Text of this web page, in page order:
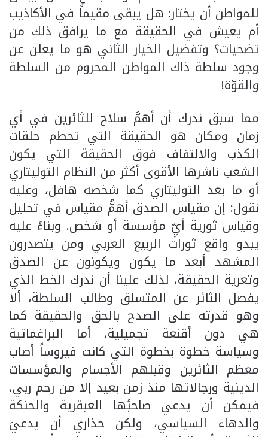
للمواطن أن يختار: هل يبقى مقيماً في الأكاذيب
أم يعيش في الحقيقة مع ما يرافق ذلك من
تضحيات؟ وتفضيل الخيار الثاني هو ما يعلن عن
وجود سلطة ذاك المواطن المحروم من السلطة
والقوّة!
مما سبق ندرك أن أهمَّ سلاح للثائرين في أي
زمان ومكان هو الحقيقة التي تحطم حلقات
الكذب والالتفاف فوق الحقيقة التي يكون
الشعب ناشرها الأقوى أكثر من النظام التوليتاري
أو ما بعد التوليتاري كما شخصه هافل، وعليه
نقول: إن مقياس الصدق أهمُّ مقياس في تحليل
وقياس ثورية أيِّ مؤسسة أو شخص. وبناءً عليه
يبدو واقع ثورات الربيع العربي ومن يتصدرون
المشهد أبعد ما يكون ويكونون عن الصدق
وتعرية الحقيقة، لذلك علينا أن ندرك الخط الذي
يفصل الثائر عن المتسلق وطالب السلطة، ألا
وهو قدرته على الصدح بالحق والحقيقة كما
هي دون أقنعة تجميلية، أما البراغماتية
وسياسة خطوة بخطوة التي كانت فيروساً أصاب
معظم الثائرين وقبلهم الأجسام والمؤسسات
الدينية ورجالاتها منذ زمن بعيد إلا من رحم ربي،
فيمكن أن يدعي صاحبُها العبقرية والحنكة
والدهاء السياسي، ولكن حذاري أن يدعيَ